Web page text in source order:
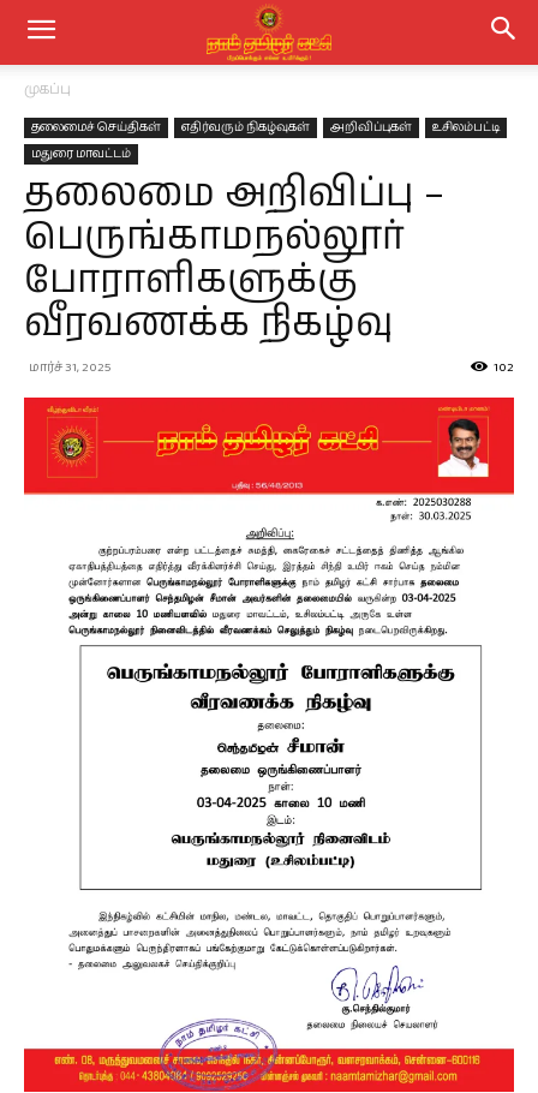
முகப்பு
தலைமைச் செய்திகள் எதிர்வரும் நிகழ்வுகள் அறிவிப்புகள்
உசிலம்பட்டி
மதுரை மாவட்டம்
தலைமை அறிவிப்பு –
பெருங்காமநல்லூர்
போராளிகளுக்கு
வீரவணக்க நிகழ்வு
மார்ச் 31, 2025 102